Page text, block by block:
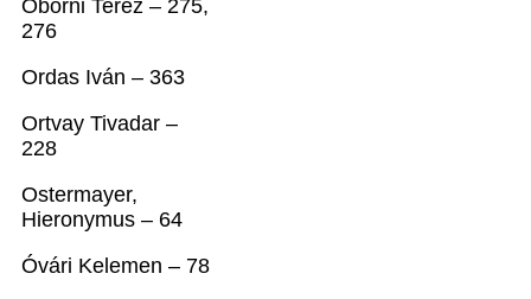
Oborni Teréz – 275,
276
Ordas Iván – 363
Ortvay Tivadar –
228
Ostermayer,
Hieronymus – 64
Óvári Kelemen – 78